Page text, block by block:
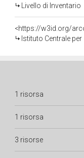
Livello di Inventario
<https://w3id.org/
Istituto Centrale
1 risorsa
1 risorsa
3 risorse